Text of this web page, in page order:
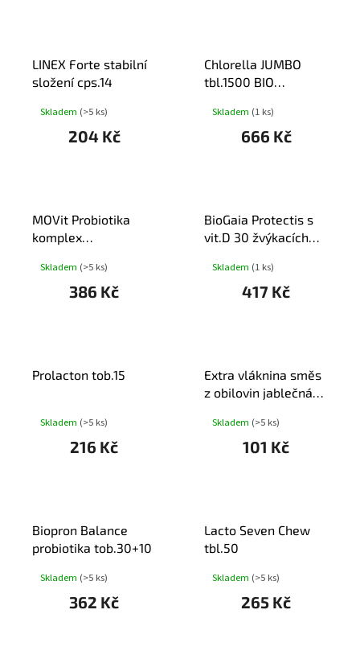
LINEX Forte stabilní
složení cps.14
Skladem (>5 ks)
204 Kč
Chlorella JUMBO
tbl.1500 BIO
Skladem (1 ks)
666 Kč
MOVit Probiotika
komplex
Skladem (>5 ks)
386 Kč
BioGaia Protectis s
vit.D 30 žvýkacích
Skladem (1 ks)
417 Kč
Prolacton tob.15
Skladem (>5 ks)
216 Kč
Extra vláknina směs
z obilovin jablečná
Skladem (>5 ks)
101 Kč
Biopron Balance
probiotika tob.30+10
Skladem (>5 ks)
362 Kč
Lacto Seven Chew
tbl.50
Skladem (>5 ks)
265 Kč